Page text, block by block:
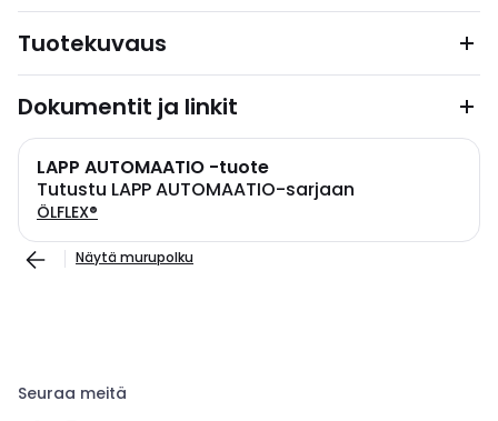
Tuotekuvaus
Dokumentit ja linkit
LAPP AUTOMAATIO -tuote
Tutustu LAPP AUTOMAATIO-sarjaan
ÖLFLEX®
Näytä murupolku
Seuraa meitä